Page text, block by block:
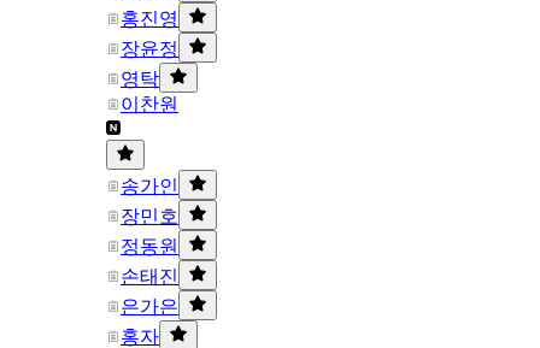
홍진영
장윤정
영탁
이찬원
송가인
장민호
정동원
손태진
은가은
홍자